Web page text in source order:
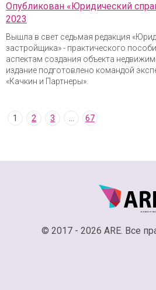
Опубликован «Юридический
2023
Вышла в свет седьмая редакция
застройщика» - практического
аспектам создания объекта
издание подготовлено командой
«Качкин и Партнеры».
1 2 3 67
© 2017 - 2026 ARE. Все